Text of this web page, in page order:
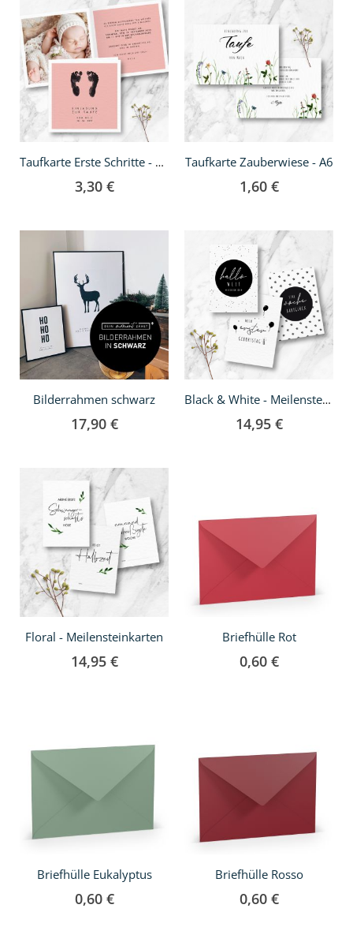
Taufkarte Erste Schritte - Klappkarte quadratisch
3,30 €
Taufkarte Zauberwiese - A6
1,60 €
Bilderrahmen schwarz
17,90 €
Black & White - Meilensteinkarten
14,95 €
den
Warenkorb
Floral - Meilensteinkarten
14,95 €
Warenkorb
Briefhülle Rot
0,60 €
Briefhülle Eukalyptus
0,60 €
Briefhülle Rosso
0,60 €